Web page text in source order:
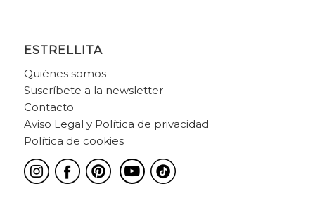
ESTRELLITA
Quiénes somos
Suscríbete a la newsletter
Contacto
Aviso Legal y Política de privacidad
Política de cookies